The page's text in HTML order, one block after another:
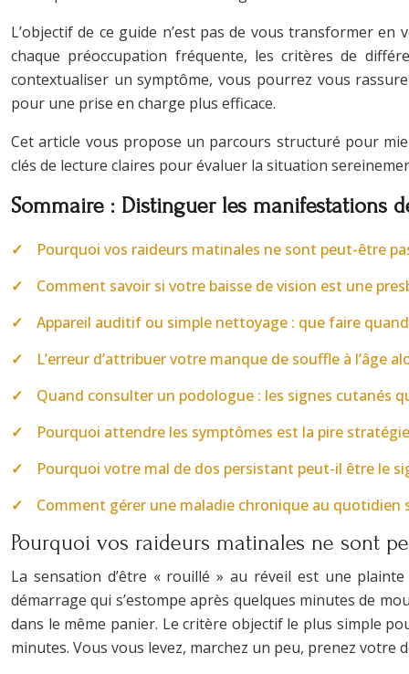
L’objectif de ce guide n’est pas de vous transformer
chaque préoccupation fréquente, les critères de
contextualiser un symptôme, vous pourrez vous
pour une prise en charge plus efficace.
Cet article vous propose un parcours structuré pour
clés de lecture claires pour évaluer la situation
Sommaire : Distinguer les manifestations
Pourquoi vos raideurs matinales ne sont peut-être
Comment savoir si votre baisse de vision est une
Appareil auditif ou simple nettoyage : que faire
L’erreur d’attribuer votre manque de souffle à l’âge
Quand consulter un podologue : les signes cutanés
Pourquoi attendre les symptômes est la pire
Pourquoi votre mal de dos persistant peut-il être le
Comment gérer une maladie chronique au quotidien
Pourquoi vos raideurs matinales ne sont
La sensation d’être « rouillé » au réveil est une
démarrage qui s’estompe après quelques minutes de
dans le même panier. Le critère objectif le plus simple
minutes. Vous vous levez, marchez un peu, prenez